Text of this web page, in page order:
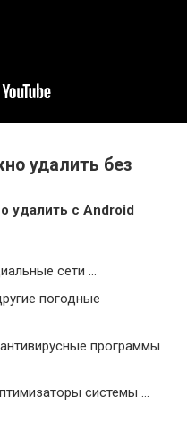
удалить без
удалить с Android
сети …
погодные
программы
системы …